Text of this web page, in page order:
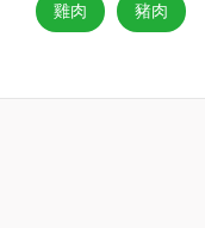
雞肉 豬肉